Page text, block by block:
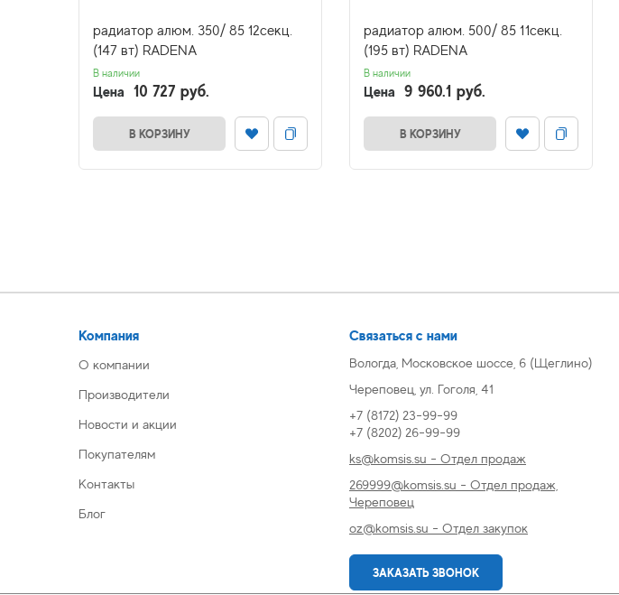
радиатор алюм. 350/ 85 12секц.
(147 вт) RADENA
В наличии
Цена 10 727 руб.
В КОРЗИНУ
радиатор алюм. 500/ 85 11секц.
(195 вт) RADENA
В наличии
Цена 9 960.1 руб.
В КОРЗИНУ
Компания
О компании
Производители
Новости и акции
Покупателям
Контакты
Блог
Связаться с нами
Вологда, Московское шоссе, 6 (Щеглино)
Череповец, ул. Гоголя, 41
+7 (8172) 23-99-99
+7 (8202) 26-99-99
ks@komsis.su - Отдел продаж
269999@komsis.su - Отдел продаж,
Череповец
oz@komsis.su - Отдел закупок
ЗАКАЗАТЬ ЗВОНОК